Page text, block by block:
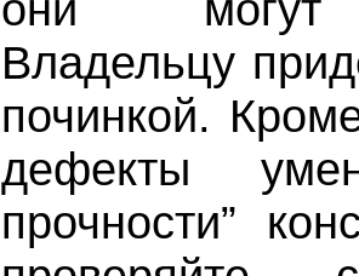
Владельцу
починкой.
дефекты
прочности”